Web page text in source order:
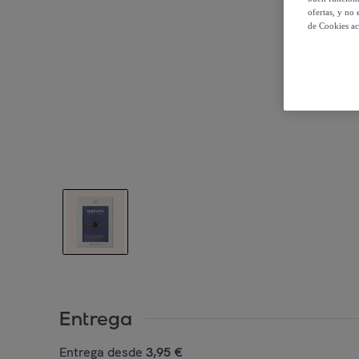
Entrega
Entrega desde 3,95 €
ofertas, y no
de Cookies